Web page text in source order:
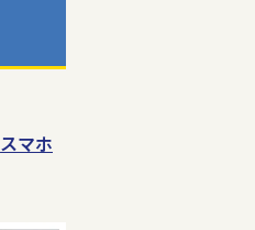
スマホ